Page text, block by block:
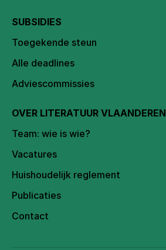
SUBSIDIES
Toegekende steun
Alle deadlines
Adviescommissies
OVER LITERATUUR VLAANDEREN
Team: wie is wie?
Vacatures
Huishoudelijk reglement
Publicaties
Contact